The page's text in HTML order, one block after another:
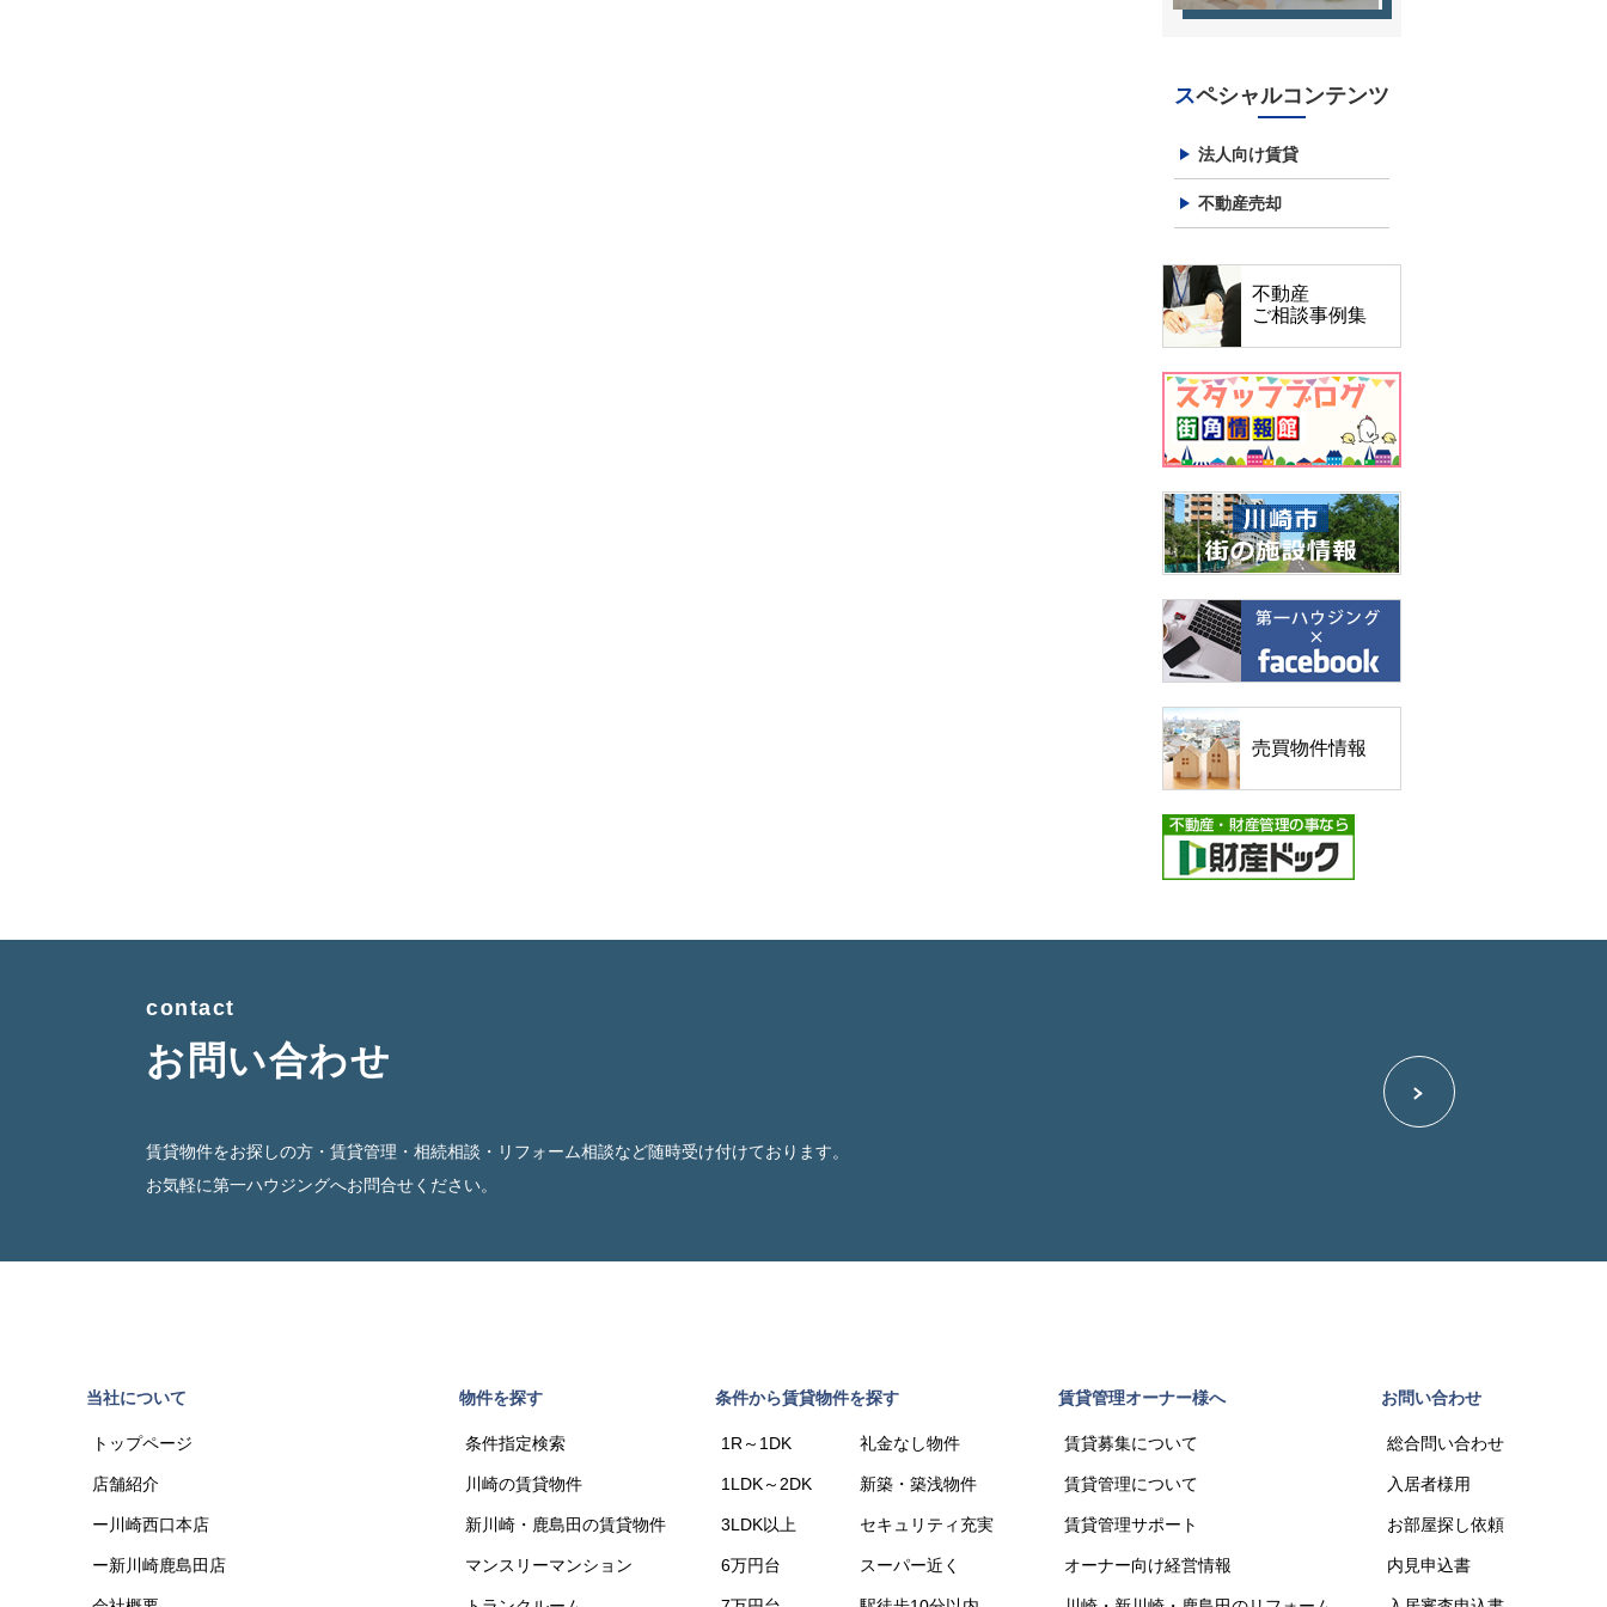
スペシャルコンテンツ
法人向け賃貸
不動産売却
不動産
ご相談事例集
売買物件情報
contact
お問い合わせ
賃貸物件をお探しの方・賃貸管理・相続相談・リフォーム相談など随時受け付けております。
お気軽に第一ハウジングへお問合せください。
当社について
トップページ
店舗紹介
ー川崎西口本店
ー新川崎鹿島田店
物件を探す
条件指定検索
川崎の賃貸物件
新川崎・鹿島田の賃貸物件
マンスリーマンション
条件から賃貸物件を探す
1R～1DK
1LDK～2DK
3LDK以上
6万円台
礼金なし物件
新築・築浅物件
セキュリティ充実
スーパー近く
賃貸管理オーナー様へ
賃貸募集について
賃貸管理について
賃貸管理サポート
オーナー向け経営情報
お問い合わせ
総合問い合わせ
入居者様用
お部屋探し依頼
内見申込書